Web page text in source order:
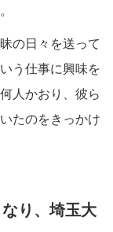
の日々を送って
う仕事に興味を
人かおり、彼ら
たのをきっかけ
り、埼玉大